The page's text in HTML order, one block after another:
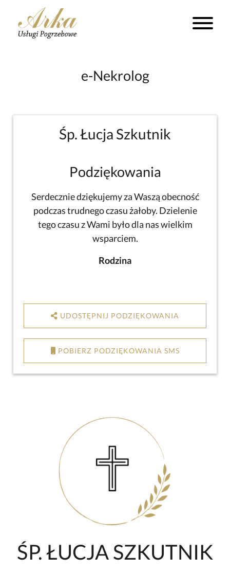
e-Nekrolog
Śp. Łucja Szkutnik
Podziękowania
Serdecznie dziękujemy za Waszą obecność
podczas trudnego czasu żałoby. Dzielenie
tego czasu z Wami było dla nas wielkim
wsparciem.
Rodzina
UDOSTĘPNIJ PODZIĘKOWANIA
POBIERZ PODZIĘKOWANIA SMS
ŚP. ŁUCJA SZKUTNIK